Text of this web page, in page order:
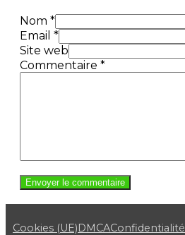
Nom *
Email *
Site web
Commentaire *
Cookies (UE)DMCAConfidentialité